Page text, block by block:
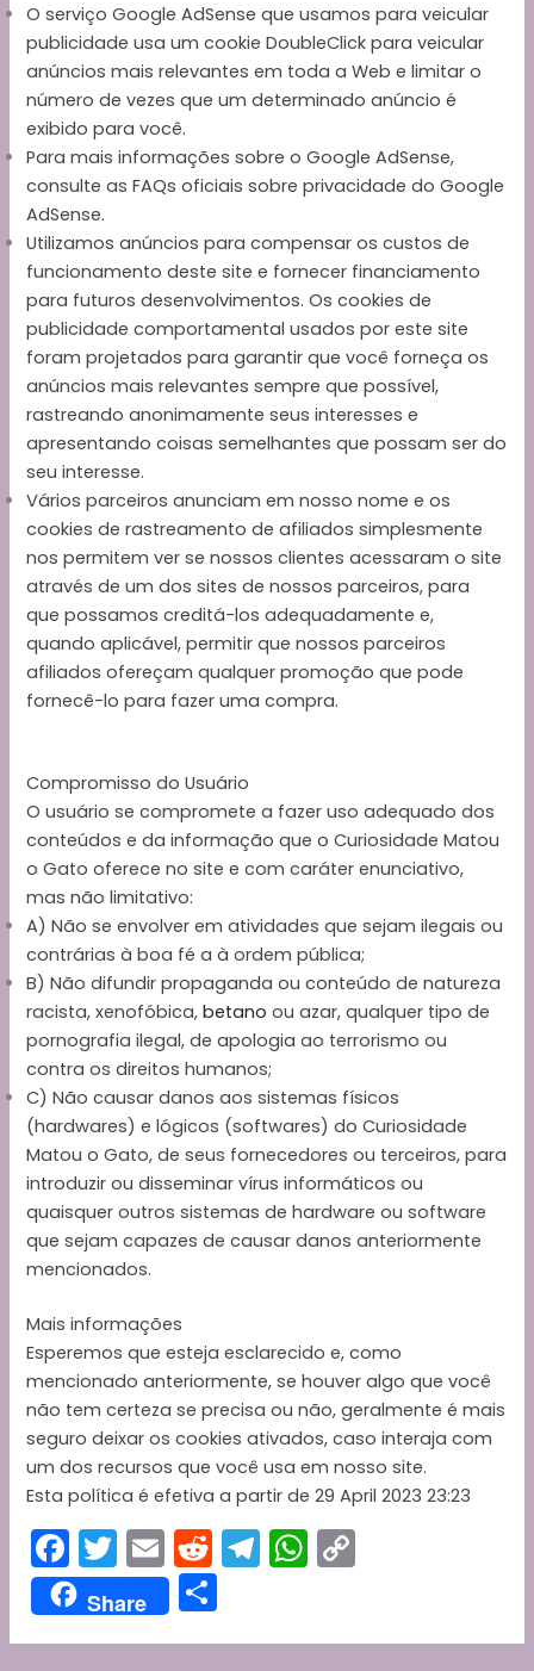
O serviço Google AdSense que usamos para veicular
publicidade usa um cookie DoubleClick para veicular
anúncios mais relevantes em toda a Web e limitar o
número de vezes que um determinado anúncio é
exibido para você.
Para mais informações sobre o Google AdSense,
consulte as FAQs oficiais sobre privacidade do Google
AdSense.
Utilizamos anúncios para compensar os custos de
funcionamento deste site e fornecer financiamento
para futuros desenvolvimentos. Os cookies de
publicidade comportamental usados ​​por este site
foram projetados para garantir que você forneça os
anúncios mais relevantes sempre que possível,
rastreando anonimamente seus interesses e
apresentando coisas semelhantes que possam ser do
seu interesse.
Vários parceiros anunciam em nosso nome e os
cookies de rastreamento de afiliados simplesmente
nos permitem ver se nossos clientes acessaram o site
através de um dos sites de nossos parceiros, para
que possamos creditá-los adequadamente e,
quando aplicável, permitir que nossos parceiros
afiliados ofereçam qualquer promoção que pode
fornecê-lo para fazer uma compra.
Compromisso do Usuário
O usuário se compromete a fazer uso adequado dos
conteúdos e da informação que o Curiosidade Matou
o Gato oferece no site e com caráter enunciativo,
mas não limitativo:
A) Não se envolver em atividades que sejam ilegais ou
contrárias à boa fé a à ordem pública;
B) Não difundir propaganda ou conteúdo de natureza
racista, xenofóbica,betano ou azar, qualquer tipo de
pornografia ilegal, de apologia ao terrorismo ou
contra os direitos humanos;
C) Não causar danos aos sistemas físicos
(hardwares) e lógicos (softwares) do Curiosidade
Matou o Gato, de seus fornecedores ou terceiros, para
introduzir ou disseminar vírus informáticos ou
quaisquer outros sistemas de hardware ou software
que sejam capazes de causar danos anteriormente
mencionados.
Mais informações
Esperemos que esteja esclarecido e, como
mencionado anteriormente, se houver algo que você
não tem certeza se precisa ou não, geralmente é mais
seguro deixar os cookies ativados, caso interaja com
um dos recursos que você usa em nosso site.
Esta política é efetiva a partir de 29 April 2023 23:23
F
a
c
T
w
itt
E
m
ai
R
e
d
T W
Share
h